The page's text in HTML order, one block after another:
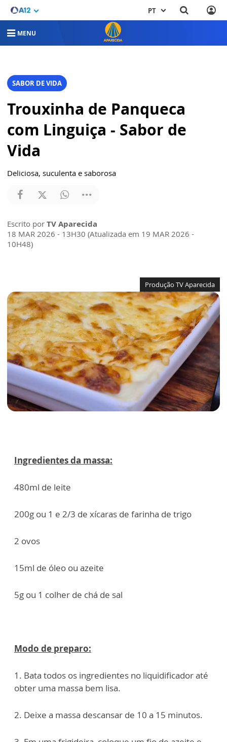
PT
MENU
SABOR DE VIDA
Trouxinha de Panqueca
com Linguiça - Sabor de
Vida
Deliciosa, suculenta e saborosa
Escrito por TV Aparecida
18 MAR 2026 - 13H30 (Atualizada em 19 MAR 2026 -
10H48)
Produção TV Aparecida
Ingredientes da massa:
480ml de leite
200g ou 1 e 2/3 de xícaras de farinha de trigo
2 ovos
15ml de óleo ou azeite
5g ou 1 colher de chá de sal
Modo de preparo:
1. Bata todos os ingredientes no liquidificador até
obter uma massa bem lisa.
2. Deixe a massa descansar de 10 a 15 minutos.